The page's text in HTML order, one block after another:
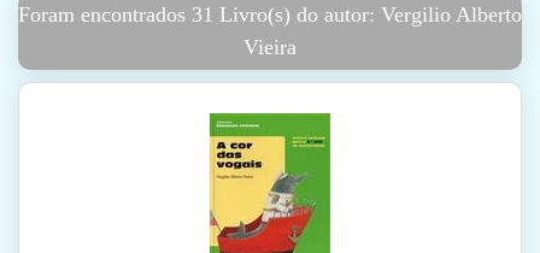
Foram encontrados 31 Livro(s) do autor: Vergilio Alberto
Vieira